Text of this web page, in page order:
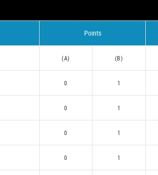
Points
(A) (B)
0 1
0 1
0 1
0 1